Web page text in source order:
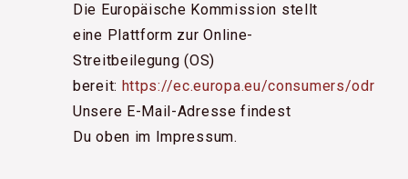
Die Europäische Kommission stellt
eine Plattform zur Online-
Streitbeilegung (OS)
bereit: https://ec.europa.eu/consumers/odr
Unsere E-Mail-Adresse findest
Du oben im Impressum.